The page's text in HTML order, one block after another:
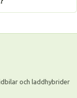
och laddhybrider